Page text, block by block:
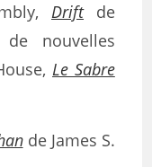
Driftde
nouvelles
Le Sabre
de James S.